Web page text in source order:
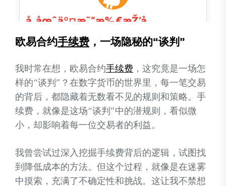
欧易合约手续费 ，一场隐秘的“谈判”
我时常在想，欧易合约手续费 ，这究竟是一场怎
样的“谈判”？在数字货币的世界里，每一笔交易
的背后，都隐藏着无数看不见的规则和策略。手
续费，就像是这场“谈判”中的潜规则，看似微
小，却影响着每一位交易者的利益。
我曾尝试过深入挖掘手续费背后的逻辑，试图找
到降低成本的方法。但这个过程，就像是在迷雾
中摸索，充满了不确定性和挑战。这让我不禁想